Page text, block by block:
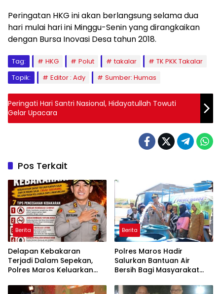
Peringatan HKG ini akan berlangsung selama dua
hari mulai hari ini Minggu-Senin yang dirangkaikan
dengan Bursa Inovasi Desa tahun 2018.
Tag: HKG Polut takalar
TK PKK Takalar
Topik:
Editor : Ady Sumber: Humas
Peringati Hari Santri Nasional, Hidayatullah Towuti
Gelar Upacara
Pos Terkait
Berita
Delapan Kebakaran
Terjadi Dalam Sepekan,
Polres Maros Keluarkan
Masyarakat
Berita
Polres Maros Hadir
Salurkan Bantuan Air
Bersih Bagi Masyarakat
Di Maros